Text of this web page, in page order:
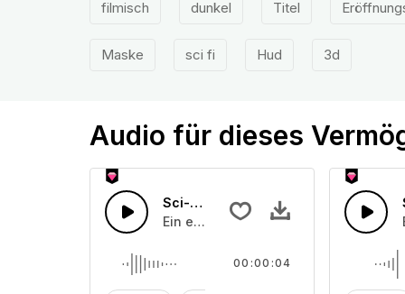
filmisch dunkel Titel
Maske sci fi Hud 3d
Audio für dieses
Sci-Fi elektrischer Anstieg
Ein elektronischer Pfeifton, der mit
00:00:04